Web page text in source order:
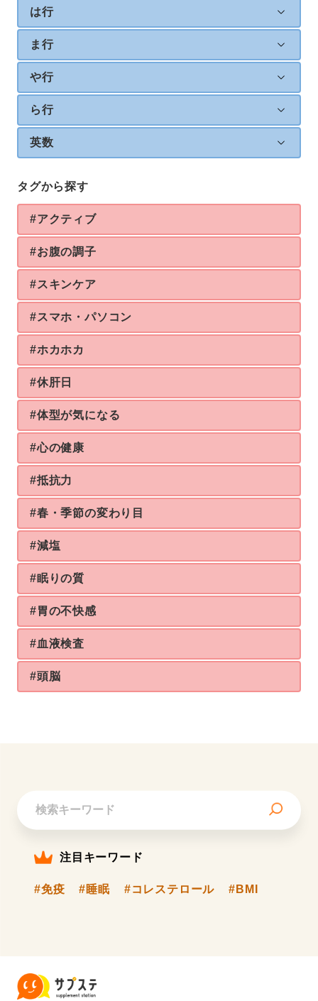
は行
ま行
や行
ら行
英数
タグから探す
#アクティブ
#お腹の調子
#スキンケア
#スマホ・パソコン
#ホカホカ
#休肝日
#体型が気になる
#心の健康
#抵抗力
#春・季節の変わり目
#減塩
#眠りの質
#胃の不快感
#血液検査
#頭脳
注目キーワード
#免疫 #睡眠 #コレステロール #BMI